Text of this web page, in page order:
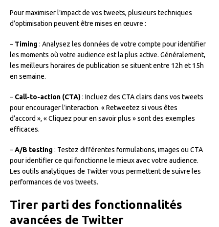
Pour maximiser l’impact de vos tweets, plusieurs techniques
d’optimisation peuvent être mises en œuvre :
– Timing : Analysez les données de votre compte pour identifier
les moments où votre audience est la plus active. Généralement,
les meilleurs horaires de publication se situent entre 12h et 15h
en semaine.
– Call-to-action (CTA): Incluez des CTA clairs dans vos tweets
pour encourager l’interaction. « Retweetez si vous êtes
d’accord », « Cliquez pour en savoir plus » sont des exemples
efficaces.
–A/B testing : Testez différentes formulations, images ou CTA
pour identifier ce qui fonctionne le mieux avec votre audience.
Les outils analytiques de Twitter vous permettent de suivre les
performances de vos tweets.
Tirer parti des fonctionnalités
avancées de Twitter